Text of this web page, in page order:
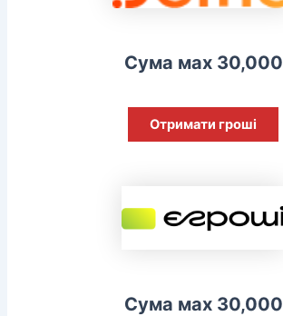
Сума мах 30,000
Отримати гроші
Сума мах 30,000